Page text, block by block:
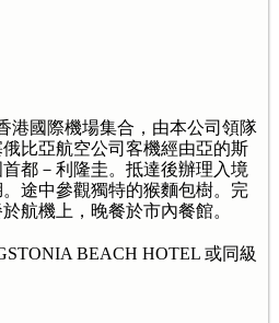
港國際機場集合，由本公司領隊
比亞航空公司客機經由亞的斯
都－利隆圭。抵達後辦理入境
途中參觀獨特的猴麵包樹。完
航機上，晚餐於市內餐館。
BEACH HOTEL 或同級